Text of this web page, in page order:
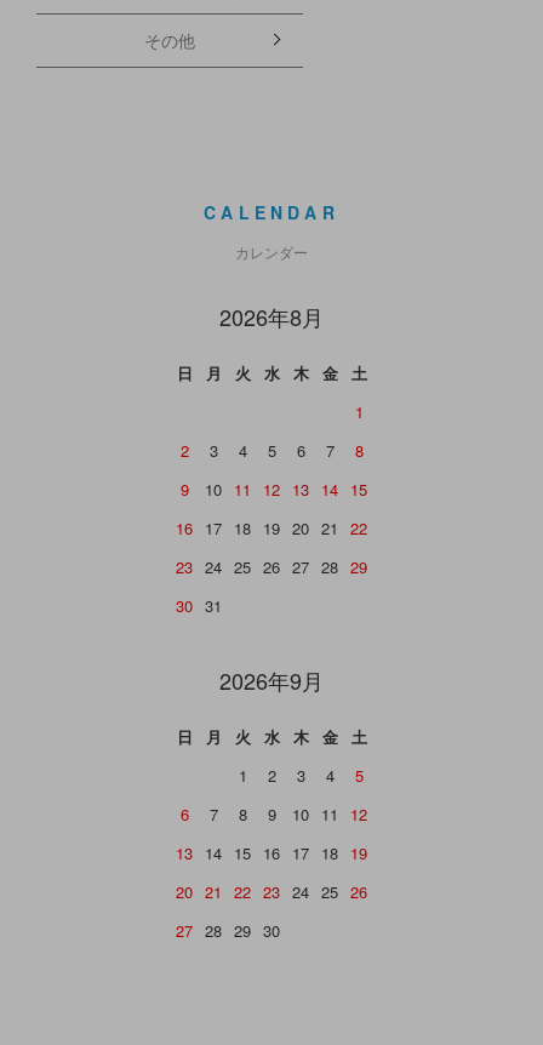
その他
CALENDAR
カレンダー
2026年8月
日 月 火 水 木 金
土
1
2
3 4 5 6 7
8
9
10 11 12 13 14 15
16 17 18 19 20 21
22
23 24 25 26 27 28 29
30 31
2026年9月
日 月 火 水 木 金
土
1
2 3 4
5
6
7 8 9 10 11
12
13 14 15 16 17 18 19
20 21 22 23 24 25 26
27 28 29 30